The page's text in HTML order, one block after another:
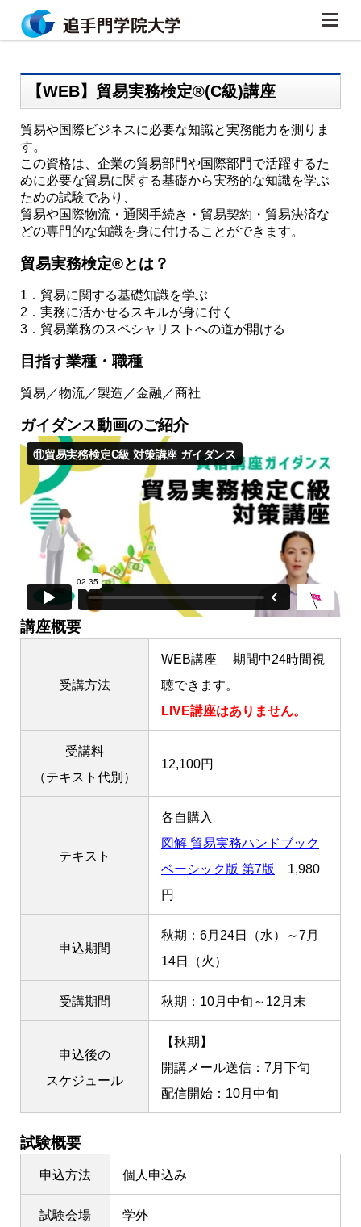
【WEB】貿易実務検定®(C級)講座
貿易や国際ビジネスに必要な知識と実務能力を測りま
す。
この資格は、企業の貿易部門や国際部門で活躍するた
めに必要な貿易に関する基礎から実務的な知識を学ぶ
ための試験であり、
貿易や国際物流・通関手続き・貿易契約・貿易決済な
どの専門的な知識を身に付けることができます。
貿易実務検定®とは？
1．貿易に関する基礎知識を学ぶ
2．実務に活かせるスキルが身に付く
3．貿易業務のスペシャリストへの道が開ける
目指す業種・職種
貿易／物流／製造／金融／商社
ガイダンス動画のご紹介
講座概要
受講方法
WEB講座 期間中24時間視
聴できます。
LIVE講座はありません。
受講料
（テキスト代別）
12,100円
テキスト
各自購入
図解 貿易実務ハンドブック
ベーシック版 第7版
1,980
円
申込期間
秋期：6月24日（水）～7月
14日（火）
受講期間 秋期：10月中旬～12月末
申込後の
スケジュール
【秋期】
開講メール送信：7月下旬
配信開始：10月中旬
試験概要
申込方法 個人申込み
試験会場 学外